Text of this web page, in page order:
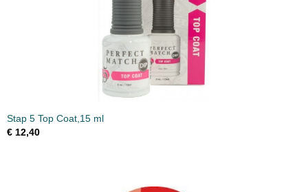
Stap 5 Top Coat,15 ml
€ 12,40